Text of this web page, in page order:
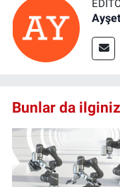
Bunlar da